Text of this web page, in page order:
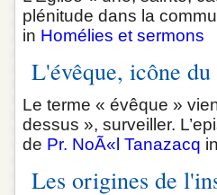
plénitude dans la
in Homélies et sermons
L'évêque, icône
Le terme « évêque »
dessus », surveiller.
de Pr. NoÃ«l Tanazacq in
Les origines de